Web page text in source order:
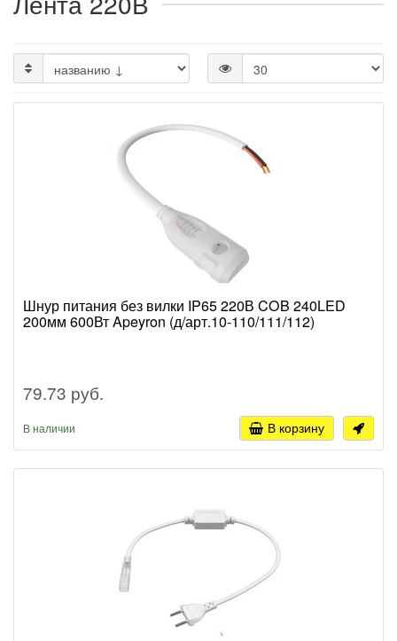
Шнур питания без вилки IP65 220В COB 240LED
200мм 600Вт Apeyron (д/арт.10-110/111/112)
79.73 руб.
В наличии В корзину